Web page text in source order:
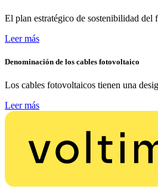
El plan estratégico de sostenibilidad del
Leer más
Denominación de los cables fotovoltaico
Los cables fotovoltaicos tienen una
Leer más